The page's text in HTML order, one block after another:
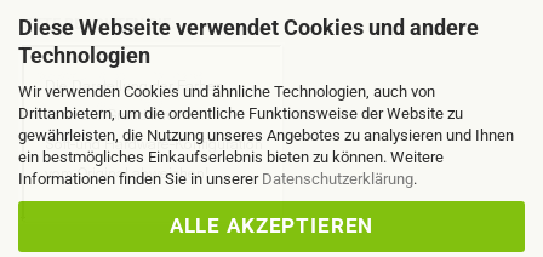
Diese Webseite verwendet Cookies und andere
Technologien
Wir verwenden Cookies und ähnliche Technologien, auch von
Drittanbietern, um die ordentliche Funktionsweise der Website zu
gewährleisten, die Nutzung unseres Angebotes zu analysieren und Ihnen
ein bestmögliches Einkaufserlebnis bieten zu können. Weitere
Informationen finden Sie in unserer Datenschutzerklärung.
ALLE AKZEPTIEREN
BITTE BEACHTEN SIE: